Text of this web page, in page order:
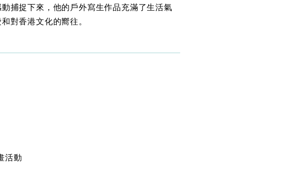
捕捉下來，他的戶外寫生作品充滿了生活氣
對香港文化的嚮往。
活動